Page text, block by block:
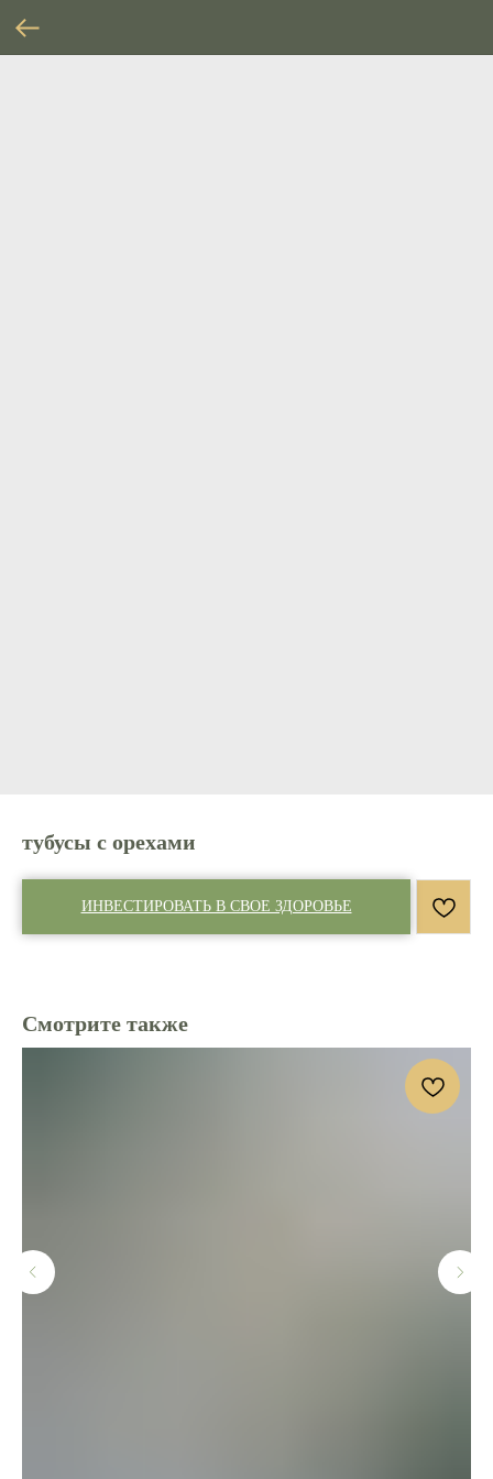
тубусы с орехами
ИНВЕСТИРОВАТЬ В СВОЕ ЗДОРОВЬЕ
Смотрите также